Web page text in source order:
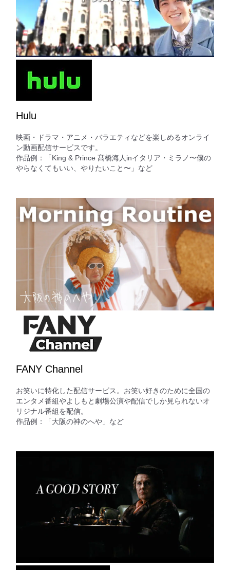
Hulu
映画・ドラマ・アニメ・バラエティなどを楽しめるオンライ
ン動画配信サービスです。
作品例：「King & Prince 髙橋海人inイタリア・ミラノ〜僕の
やらなくてもいい、やりたいこと〜」など
FANY Channel
お笑いに特化した配信サービス。お笑い好きのために全国の
エンタメ番組やよしもと劇場公演や配信でしか見られないオ
リジナル番組を配信。
作品例：「大阪の神のへや」など